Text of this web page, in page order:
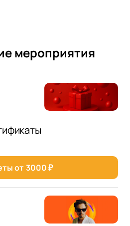
мероприятия
от 3000₽